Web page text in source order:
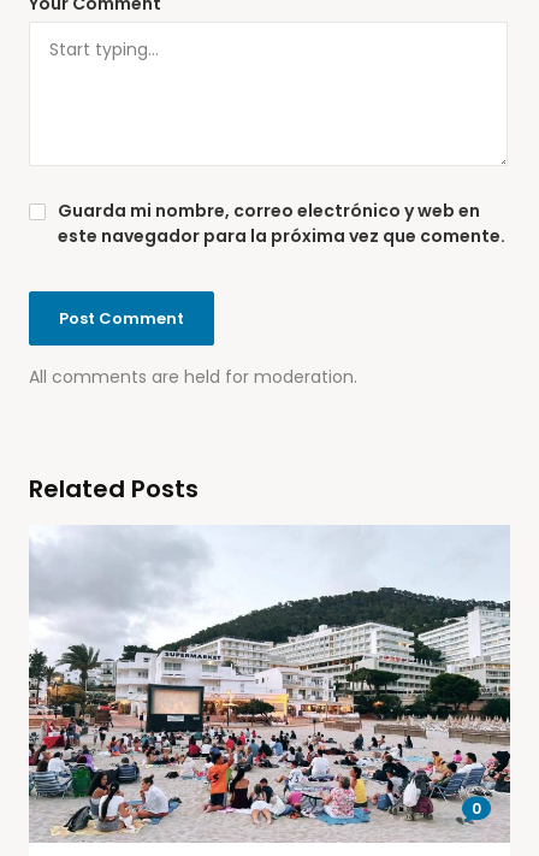
All comments are held for moderation.
Guarda mi nombre, correo electrónico y web en
este navegador para la próxima vez que comente.
Related Posts
0